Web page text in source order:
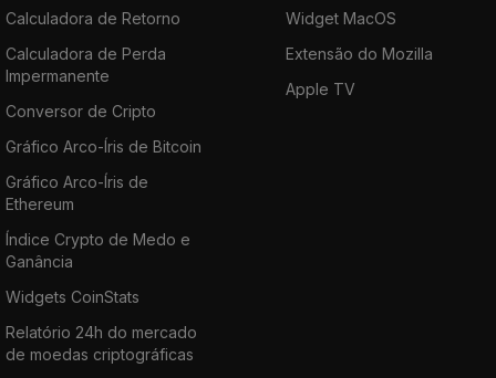
Calculadora de Retorno
Calculadora de Perda
Impermanente
Conversor de Cripto
Gráfico Arco-Íris de Bitcoin
Gráfico Arco-Íris de
Ethereum
Índice Crypto de Medo e
Ganância
Widgets CoinStats
Relatório 24h do mercado
de moedas criptográficas
Widget MacOS
Extensão do Mozilla
Apple TV